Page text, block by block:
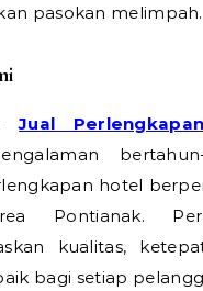
pasokan melimpah.
Jual
hotel
Pontianak.
kualitas,
bagi setiap